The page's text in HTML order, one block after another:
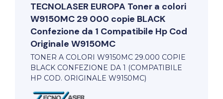
TECNOLASER EUROPA Toner a colori
W9150MC 29 000 copie BLACK
Confezione da 1 Compatibile Hp Cod
Originale W9150MC
TONER A COLORI W9150MC 29.000 COPIE
BLACK CONFEZIONE DA 1 (COMPATIBILE
HP COD. ORIGINALE W9150MC)